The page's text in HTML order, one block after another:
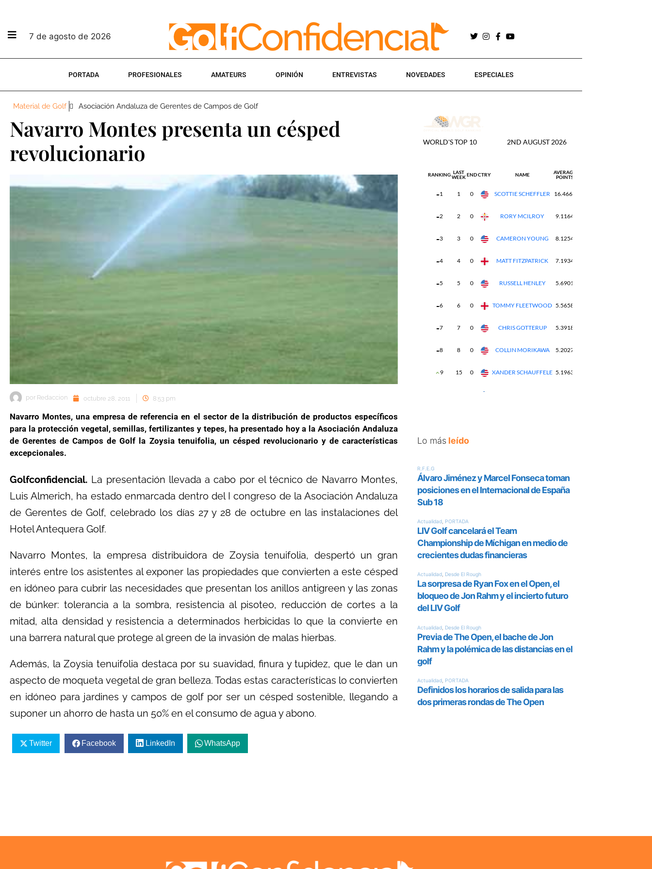
7 de agosto de 2026
PORTADA PROFESIONALES AMATEURS OPINIÓN ENTREVISTAS NOVEDADES ESPECIALES
Material de Golf Asociación Andaluza de Gerentes de Campos de Golf
Navarro Montes presenta un césped
revolucionario
por Redaccion octubre 28, 2011 8:53 pm
Navarro Montes, una empresa de referencia en el sector de la distribución de productos específicos
para la protección vegetal, semillas, fertilizantes y tepes, ha presentado hoy a la Asociación Andaluza
de Gerentes de Campos de Golf la Zoysia tenuifolia, un césped revolucionario y de características
excepcionales.
Golfconfidencial. La presentación llevada a cabo por el técnico de Navarro Montes,
Luis Almerich, ha estado enmarcada dentro del I congreso de la Asociación Andaluza
de Gerentes de Golf, celebrado los días 27 y 28 de octubre en las instalaciones del
Hotel Antequera Golf.
Navarro Montes, la empresa distribuidora de Zoysia tenuifolia, despertó un gran
interés entre los asistentes al exponer las propiedades que convierten a este césped
en idóneo para cubrir las necesidades que presentan los anillos antigreen y las zonas
de búnker: tolerancia a la sombra, resistencia al pisoteo, reducción de cortes a la
mitad, alta densidad y resistencia a determinados herbicidas lo que la convierte en
una barrera natural que protege al green de la invasión de malas hierbas.
Además, la Zoysia tenuifolia destaca por su suavidad, finura y tupidez, que le dan un
aspecto de moqueta vegetal de gran belleza. Todas estas características lo convierten
en idóneo para jardines y campos de golf por ser un césped sostenible, llegando a
suponer un ahorro de hasta un 50% en el consumo de agua y abono.
Twitter Facebook LinkedIn WhatsApp
Lo más leído